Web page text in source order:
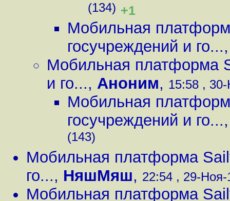
(134) +1
Мобильная
госучреждений и го...
Мобильная платформа
и го..., Аноним, 15:58 ,
Мобильная
госучреждений и го...
(143)
Мобильная платформа
го..., НяшМяш, 22:54 , 29-Ноя-
Мобильная платформа